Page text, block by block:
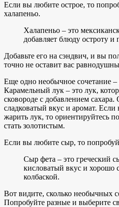
Если вы любите острое, то
халапеньо.
Халапеньо – это
добавляет блюду остроту и
Добавьте его на сэндвич, и вы
точно не оставит вас
Еще одно необычное сочетание
Карамельный лук – это лук,
сковороде с добавлением
сладковатый вкус и аромат. Если
жарить лук, то ориентируйтесь
стать золотистым.
Если вы любите сыр, то
Сыр фета – это греческий
кисловатый вкус и хорошо
колбаской.
Вот видите, сколько необычных
Попробуйте разные и выберите